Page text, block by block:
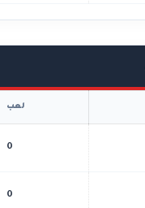
لعب
0
0